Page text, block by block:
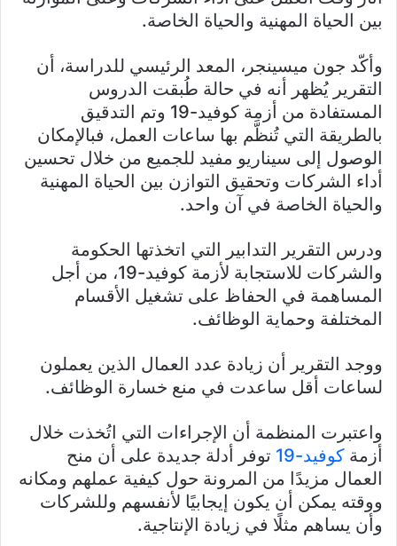
بين الحياة المهنية والحياة الخاصة.
وأكّد جون ميسينجر، المعد الرئيسي للدراسة، أن
التقرير يُظهر أنه في حالة طُبقت الدروس
المستفادة من أزمة كوفيد-19 وتم التدقيق
بالطريقة التي تُنظَّم بها ساعات العمل، فبالإمكان
الوصول إلى سيناريو مفيد للجميع من خلال تحسين
أداء الشركات وتحقيق التوازن بين الحياة المهنية
والحياة الخاصة في آن واحد.
ودرس التقرير التدابير التي اتخذتها الحكومة
والشركات للاستجابة لأزمة كوفيد-19، من أجل
المساهمة في الحفاظ على تشغيل الأقسام
المختلفة وحماية الوظائف.
ووجد التقرير أن زيادة عدد العمال الذين يعملون
لساعات أقل ساعدت في منع خسارة الوظائف.
واعتبرت المنظمة أن الإجراءات التي اتُخذت خلال
أزمة كوفيد-19
توفر أدلة جديدة على أن منح
العمال مزيدًا من المرونة حول كيفية عملهم ومكانه
ووقته يمكن أن يكون إيجابيًا لأنفسهم وللشركات
وأن يساهم مثلًا في زيادة الإنتاجية.